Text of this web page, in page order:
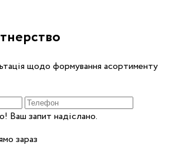
щодо формування асортименту
Ваш запит надіслано.
зараз